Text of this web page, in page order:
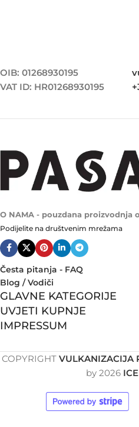
OIB: 01268930195
VAT ID: HR01268930195
O NAMA - pouzdana proizvodnja
Podijelite na društvenim mrežama
Česta pitanja - FAQ
Blog / Vodiči
GLAVNE KATEGORIJE
UVJETI KUPNJE
IMPRESSUM
COPYRIGHT VULKANIZACIJA
by 2026